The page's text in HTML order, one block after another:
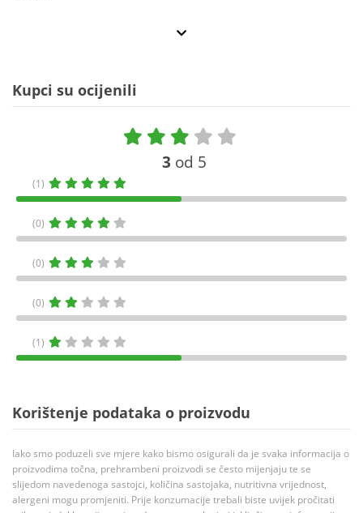
Kupci su ocijenili
3 od 5
(1)
(0)
(0)
(0)
(1)
Korištenje podataka o proizvodu
Iako smo poduzeli sve mjere kako bismo osigurali da je svaka informacija o
proizvodima točna, prehrambeni proizvodi se često mijenjaju te se
slijedom navedenoga sastojci, količina sastojaka, nutritivna vrijednost,
alergeni mogu promjeniti. Prije konzumacije trebali biste uvijek pročitati